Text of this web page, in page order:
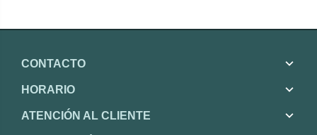
CONTACTO
HORARIO
ATENCIÓN AL CLIENTE